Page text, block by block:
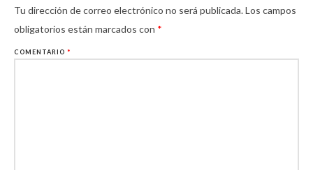
Tu dirección de correo electrónico no será publicada.Los campos
obligatorios están marcados con *
COMENTARIO *